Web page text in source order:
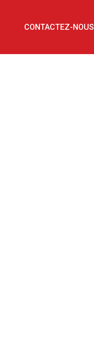
CONTACTEZ-NOUS